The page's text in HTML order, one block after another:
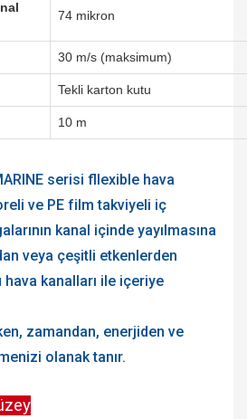
74 mikron
30 m/s (maksimum)
Tekli karton kutu
10 m
serisi fllexible hava
ve PE film takviyeli iç
kanal içinde yayılmasına
veya çeşitli etkenlerden
kanalları ile içeriye
zamandan, enerjiden ve
olanak tanır.